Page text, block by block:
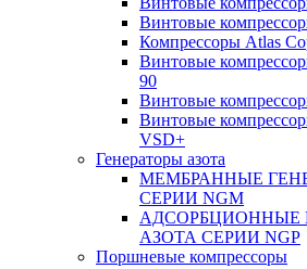
Винтовые
Компрессоры Atlas
Винтовые
90
Винтовые
Винтовые
VSD+
Генераторы азота
МЕМБРАННЫЕ
СЕРИИ NGM
АДСОРБЦИОННЫЕ
АЗОТА СЕРИИ NGP
Поршневые компрессоры